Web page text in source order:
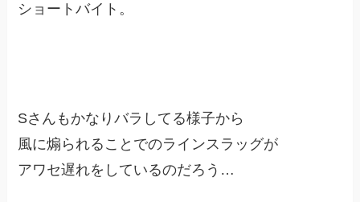
ショートバイト。
Sさんもかなりバラしてる様子から
風に煽られることでのラインスラッグが
アワセ遅れをしているのだろう…